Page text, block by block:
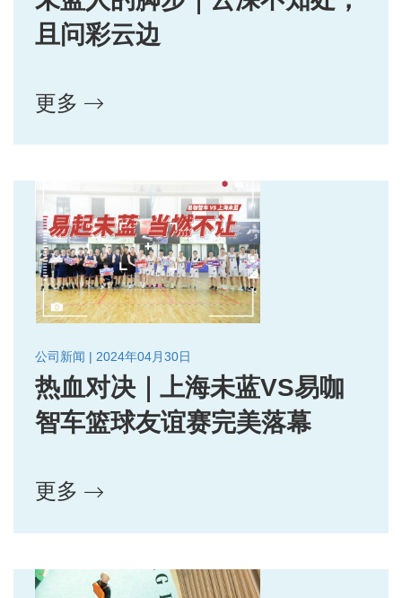
且问彩云边
更多
公司新闻 | 2024年04月30日
热血对决｜上海未蓝VS易咖
智车篮球友谊赛完美落幕
更多